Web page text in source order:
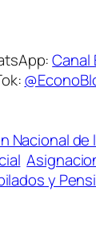
Canal
Nacional de
y